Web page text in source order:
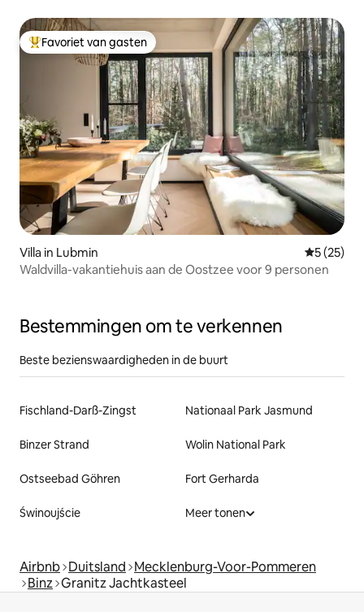
Topfavoriet van gasten
Favoriet van gasten
Villa in Lubmin
5 (25)
Waldvilla-vakantiehuis aan de Oostzee voor 9 personen
Bestemmingen om te verkennen
Beste bezienswaardigheden in de buurt
Fischland-Darß-Zingst Nationaal Park Jasmund
Binzer Strand Wolin National Park
Ostseebad Göhren Fort Gerharda
Świnoujście Meer tonen
Airbnb Duitsland Mecklenburg-Voor-Pommeren
Binz Granitz Jachtkasteel